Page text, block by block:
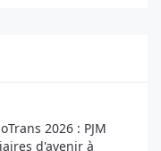
2026 : PJM
d'avenir à